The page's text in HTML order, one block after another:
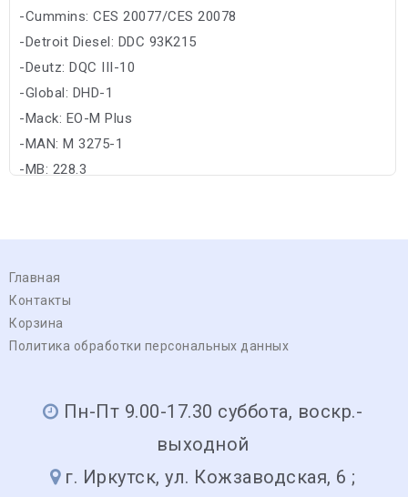
-Cummins: CES 20077/CES 20078
-Detroit Diesel: DDC 93K215
-Deutz: DQC III-10
-Global: DHD-1
-Mack: EO-M Plus
-MAN: M 3275-1
-MB: 228.3
Главная
Контакты
Корзина
Политика обработки персональных данных
Пн-Пт 9.00-17.30 суббота, воскр.-
выходной
г. Иркутск, ул. Кожзаводская, 6 ;